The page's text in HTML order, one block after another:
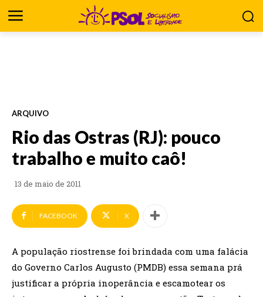
ARQUIVO
Rio das Ostras (RJ): pouco
trabalho e muito caô!
13 de maio de 2011
FACEBOOK X
A população riostrense foi brindada com uma falácia
do Governo Carlos Augusto (PMDB) essa semana prá
justificar a própria inoperância e escamotear os